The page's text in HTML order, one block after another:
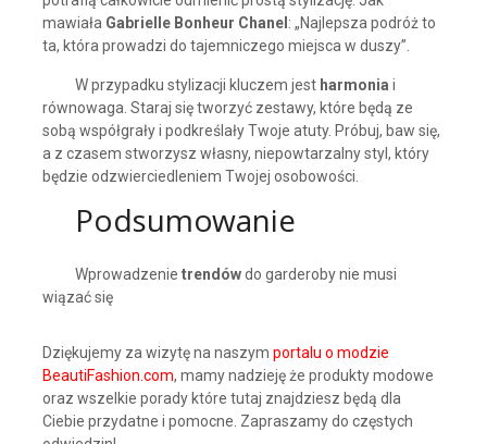
mawiała Gabrielle Bonheur Chanel : „Najlepsza podróż to
ta, która prowadzi do tajemniczego miejsca w duszy”.
W przypadku stylizacji kluczem jest harmonia i
równowaga. Staraj się tworzyć zestawy, które będą ze
sobą współgrały i podkreślały Twoje atuty. Próbuj, baw się,
a z czasem stworzysz własny, niepowtarzalny styl, który
będzie odzwierciedleniem Twojej osobowości.
Podsumowanie
Wprowadzenie trendówdo garderoby nie musi
wiązać się
Dziękujemy za wizytę na naszym portalu o modzie
BeautiFashion.com, mamy nadzieję że produkty modowe
oraz wszelkie porady które tutaj znajdziesz będą dla
Ciebie przydatne i pomocne. Zapraszamy do częstych